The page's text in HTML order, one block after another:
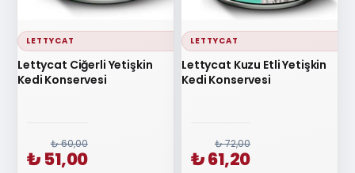
LETTYCAT
Lettycat Ciğerli Yetişkin
Kedi Konservesi
₺ 60,00
₺ 51,00
LETTYCAT
Lettycat Kuzu Etli Yetişkin
Kedi Konservesi
₺ 72,00
₺ 61,20